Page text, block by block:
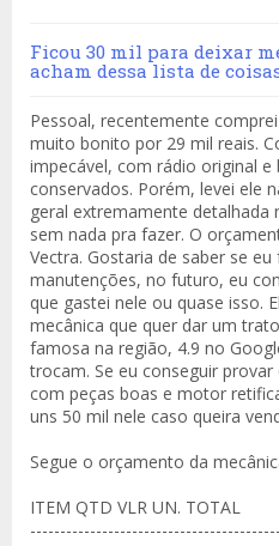
Ficou 30 mil para deixar
acham dessa lista de
Pessoal, recentemente
muito bonito por 29 mil reais.
impecável, com rádio original
conservados. Porém, levei ele
geral extremamente detalhada
sem nada pra fazer. O
Vectra. Gostaria de saber se
manutenções, no futuro, eu
que gastei nele ou quase isso.
mecânica que quer dar um
famosa na região, 4.9 no
trocam. Se eu conseguir
com peças boas e motor
uns 50 mil nele caso queira
Segue o orçamento da
ITEM QTD VLR UN. TOTAL